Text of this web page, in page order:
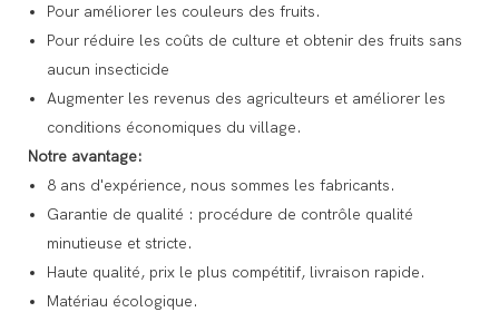
Pour améliorer les couleurs des fruits.
Pour réduire les coûts de culture et obtenir des fruits sans
aucun insecticide
Augmenter les revenus des agriculteurs et améliorer les
conditions économiques du village.
Notre avantage:
8 ans d'expérience, nous sommes les fabricants.
Garantie de qualité : procédure de contrôle qualité
minutieuse et stricte.
Haute qualité, prix le plus compétitif, livraison rapide.
Matériau écologique.